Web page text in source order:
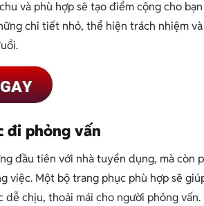
và phù hợp sẽ tạo điểm cộng cho
chi tiết nhỏ, thể hiện trách nhiệm
đi phỏng vấn
đầu tiên với nhà tuyển dụng, mà còn
việc. Một bộ trang phục phù hợp sẽ
chịu, thoải mái cho người phỏng vấn.